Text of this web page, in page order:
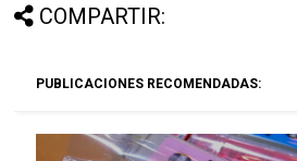
COMPARTIR:
PUBLICACIONES RECOMENDADAS: